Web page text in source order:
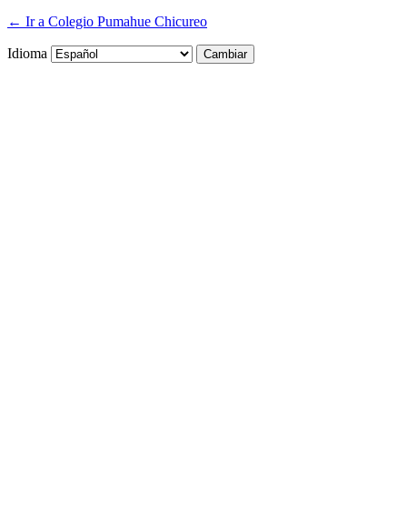
← Ir a Colegio Pumahue Chicureo
Idioma